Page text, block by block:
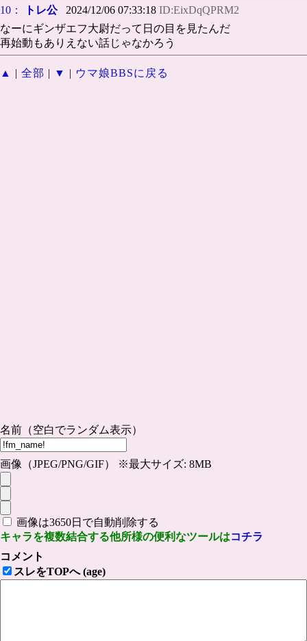
10： トレ公2024/12/06 07:33:18 ID:EixDqQPRM2
なーにギンザエフ大尉だって日の目を見たんだ
再始動もありえない話じゃなかろう
▲ | 全部 | ▼ | ウマ娘BBSに戻る
名前（空白でランダム表示）
画像（JPEG/PNG/GIF） ※最大サイズ: 8MB
画像は3650日で自動削除する
キャラを複数結合する他所様の便利なツールはコチラ
コメント
スレをTOPへ (age)